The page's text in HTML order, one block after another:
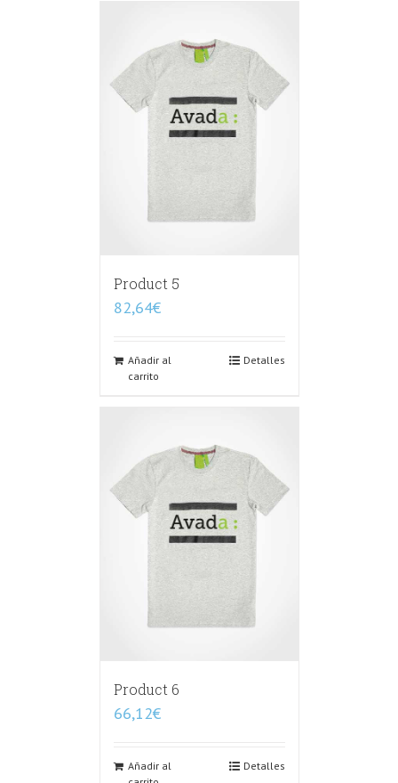
Product 5
82,64€
Añadir al
carrito
Detalles
Product 6
66,12€
Añadir al
Detalles